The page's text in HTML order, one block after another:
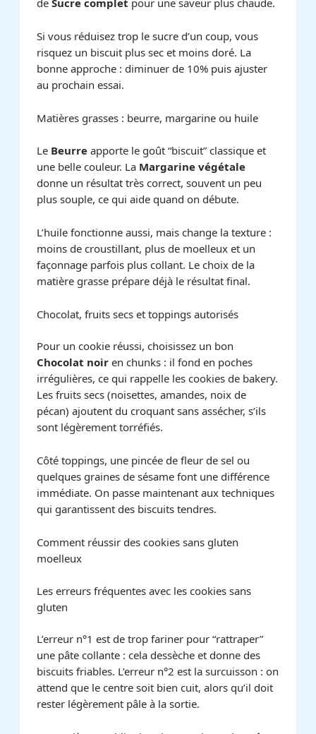
deSucre complet pour une saveur plus chaude.
Si vous réduisez trop le sucre d’un coup, vous
risquez un biscuit plus sec et moins doré. La
bonne approche : diminuer de 10% puis ajuster
au prochain essai.
Matières grasses : beurre, margarine ou huile
Le Beurre apporte le goût “biscuit” classique et
une belle couleur. La Margarine végétale
donne un résultat très correct, souvent un peu
plus souple, ce qui aide quand on débute.
L’huile fonctionne aussi, mais change la texture :
moins de croustillant, plus de moelleux et un
façonnage parfois plus collant. Le choix de la
matière grasse prépare déjà le résultat final.
Chocolat, fruits secs et toppings autorisés
Pour un cookie réussi, choisissez un bon
Chocolat noir en chunks : il fond en poches
irrégulières, ce qui rappelle les cookies de bakery.
Les fruits secs (noisettes, amandes, noix de
pécan) ajoutent du croquant sans assécher, s’ils
sont légèrement torréfiés.
Côté toppings, une pincée de fleur de sel ou
quelques graines de sésame font une différence
immédiate. On passe maintenant aux techniques
qui garantissent des biscuits tendres.
Comment réussir des cookies sans gluten
moelleux
Les erreurs fréquentes avec les cookies sans
gluten
L’erreur n°1 est de trop fariner pour “rattraper”
une pâte collante : cela dessèche et donne des
biscuits friables. L’erreur n°2 est la surcuisson : on
attend que le centre soit bien cuit, alors qu’il doit
rester légèrement pâle à la sortie.